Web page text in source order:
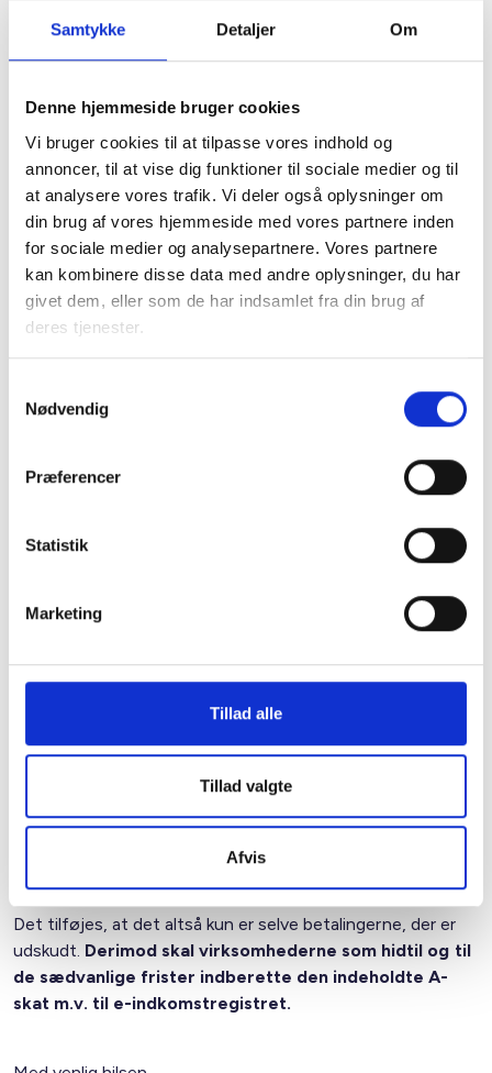
Samtykke Detaljer Om
Denne hjemmeside bruger cookies
Vi bruger cookies til at tilpasse vores indhold og
annoncer, til at vise dig funktioner til sociale medier og til
at analysere vores trafik. Vi deler også oplysninger om
din brug af vores hjemmeside med vores partnere inden
for sociale medier og analysepartnere. Vores partnere
kan kombinere disse data med andre oplysninger, du har
givet dem, eller som de har indsamlet fra din brug af
deres tjenester.
Nødvendig
Præferencer
Statistik
Marketing
Tillad alle
Tillad valgte
Afvis
Februar 25. marts 27. april
Maj 25. juni 27. juli
Juni 17. august 25. august
Juli 25. august 25. august
kvartalets udløb, bliver betalingsfristerne udskudt med
gennemsnitligt 20 dage. Momsen for januar kvartal, der
2. juni 2009. Momsen for april kvartal skal først betales den
Forvirksomheder, der kun betaler moms halvårligt,
halvår af 2008 fra 1. marts til 1. september 2009, medens
momsen for første halvår af 2009 stadig skal betales
dette. Da der har været meget kort tid til at tilrette
procedurerne i SKAT, har Skatteministeriet oplyst, at der vil
kunne ske fejl med forkerte rykkere. Sker dette, skal
virksomhederne blot se bort herfra, og der skal naturligvis
heller ikke betales renter eller gebyrer, og beløbene vil
selvsagt heller ikke blive inddrevet, før virksomhederne
eventuelt overskrider de nye frister.
Det tilføjes, at det altså kun er selve betalingerne, der er
udskudt. Derimod skal virksomhederne som hidtil og til
de sædvanlige frister indberette den indeholdte A-
skat m.v. til e-indkomstregistret.